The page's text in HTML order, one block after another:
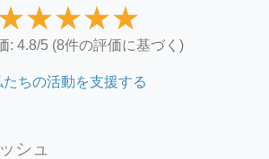
★★★★
: 4.8/5 (8件の評価に基づく)
たちの活動を支援する
シュ